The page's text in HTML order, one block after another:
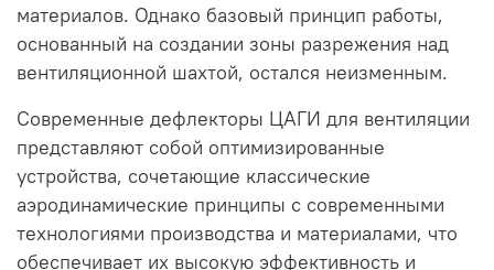
материалов. Однако базовый принцип работы,
основанный на создании зоны разрежения над
вентиляционной шахтой, остался неизменным.
Современные дефлекторы ЦАГИ для вентиляции
представляют собой оптимизированные
устройства, сочетающие классические
аэродинамические принципы с современными
технологиями производства и материалами, что
обеспечивает их высокую эффективность и